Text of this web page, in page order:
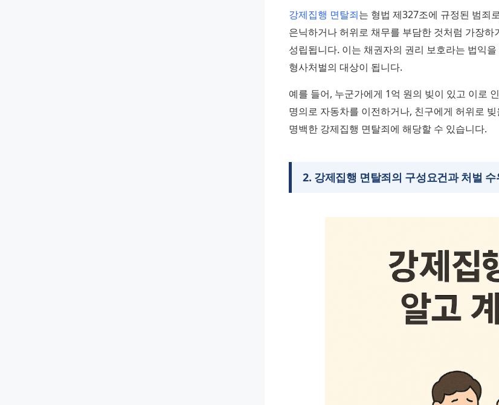
강제집행 면탈죄는 형법 제327조에 규정된 범죄
은닉하거나 허위로 채무를 부담한 것처럼 가장
성립됩니다. 이는 채권자의 권리 보호라는 법익
형사처벌의 대상이 됩니다.
예를 들어, 누군가에게 1억 원의 빚이 있고 이로
명의로 자동차를 이전하거나, 친구에게 허위로
명백한 강제집행 면탈죄에 해당할 수 있습니다.
2. 강제집행 면탈죄의 구성요건과 처벌 수